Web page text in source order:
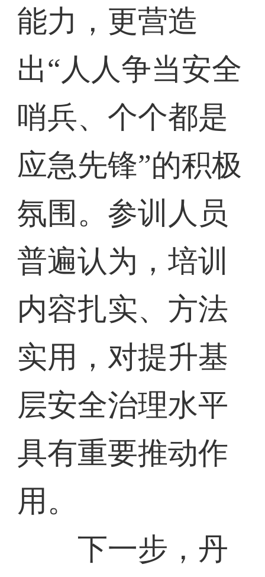
能力，更营造
出“人人争当安全
哨兵、个个都是
应急先锋”的积极
氛围。参训人员
普遍认为，培训
内容扎实、方法
实用，对提升基
层安全治理水平
具有重要推动作
用。
下一步，丹